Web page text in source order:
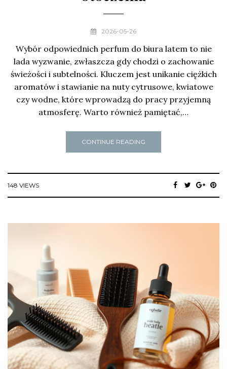
2026-05-26
Wybór odpowiednich perfum do biura latem to nie
lada wyzwanie, zwłaszcza gdy chodzi o zachowanie
świeżości i subtelności. Kluczem jest unikanie ciężkich
aromatów i stawianie na nuty cytrusowe, kwiatowe
czy wodne, które wprowadzą do pracy przyjemną
atmosferę. Warto również pamiętać,…
CONTINUE READING
148 VIEWS